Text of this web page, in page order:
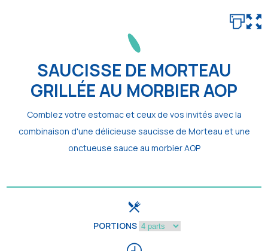
SAUCISSE DE MORTEAU
GRILLÉE AU MORBIER AOP
Comblez votre estomac et ceux de vos invités avec la
combinaison d'une délicieuse saucisse de Morteau et une
onctueuse sauce au morbier AOP
PORTIONS